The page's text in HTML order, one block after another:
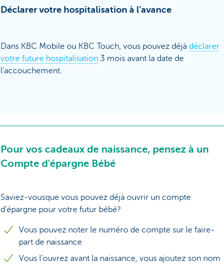
Déclarer votre hospitalisation à l’avance
Dans KBC Mobile ou KBC Touch, vous pouvez déjà déclarer
votre future hospitalisation3 mois avant la date de
l'accouchement.
Pour vos cadeaux de naissance, pensez à un
Compte d'épargne Bébé
Saviez-vousque vous pouvez déjà ouvrir un compte
d'épargne pour votre futur bébé?
Vous pouvez noter le numéro de compte sur le faire-
part de naissance
Vous l’ouvrez avant la naissance, vous ajoutez son nom